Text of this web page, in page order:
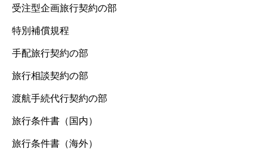
受注型企画旅行契約の部
特別補償規程
手配旅行契約の部
旅行相談契約の部
渡航手続代行契約の部
旅行条件書（国内）
旅行条件書（海外）